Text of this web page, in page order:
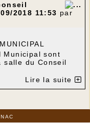
2018 11:53 par
Municipal sont
salle du Conseil
à 20 h30
Lire la suite